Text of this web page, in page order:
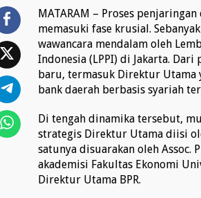
MATARAM – Proses
memasuki fase krusial.
wawancara mendalam oleh
Indonesia (LPPI) di Jakarta.
baru, termasuk Direktur Utama
bank daerah berbasis syariah
Di tengah dinamika tersebut,
strategis Direktur Utama diisi
satunya disuarakan oleh Assoc.
akademisi Fakultas Ekonomi
Direktur Utama BPR.